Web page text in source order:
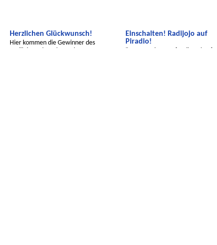
Herzlichen Glückwunsch!
Hier kommen die Gewinner des
Einschalten! Radijojo auf
Piradio!